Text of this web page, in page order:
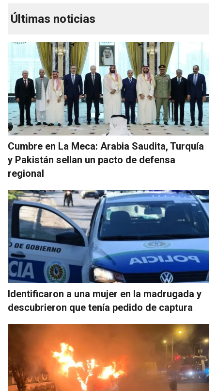
Últimas noticias
Cumbre en La Meca: Arabia Saudita, Turquía
y Pakistán sellan un pacto de defensa
regional
Identificaron a una mujer en la madrugada y
descubrieron que tenía pedido de captura